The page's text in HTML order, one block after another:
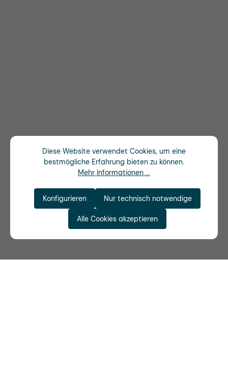
Diese Website verwendet Cookies, um eine
bestmögliche Erfahrung bieten zu können.
Mehr Informationen ...
Nur technisch notwendige
Konfigurieren
Alle Cookies akzeptieren